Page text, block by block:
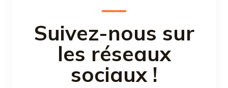
Suivez-nous sur
les réseaux
sociaux !